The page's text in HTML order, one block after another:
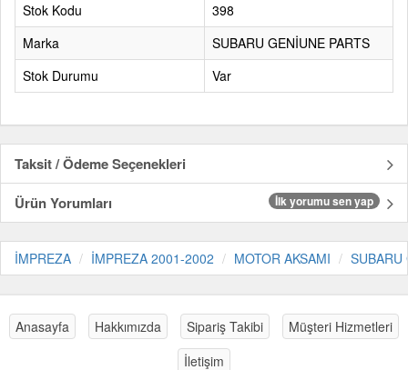
Stok Kodu
398
Marka
SUBARU GENİUNE PARTS
Stok Durumu
Var
Taksit / Ödeme Seçenekleri
Ürün Yorumları
İlk yorumu sen yap
İMPREZA İMPREZA 2001-2002 MOTOR AKSAMI SUBARU
Anasayfa Hakkımızda Sipariş Takibi
Müşteri Hizmetleri
İletişim